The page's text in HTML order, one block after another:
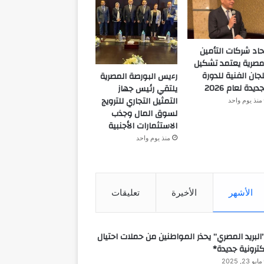
شركات التأمين
يعتمد تشكيل
الفنية للدورة
لعام 2026
منذ يوم واحد
رءيس البورصة المصرية
يلتقي رئيس جهاز
التمثيل التجاري للترويج
لسوق المال وجذب
الاستثمارات الأجنبية
منذ يوم واحد
الأشهر الأخيرة تعليقات
المصري” يحذر المواطنين من حملات احتيال
جديدة*
مايو 23, 2025